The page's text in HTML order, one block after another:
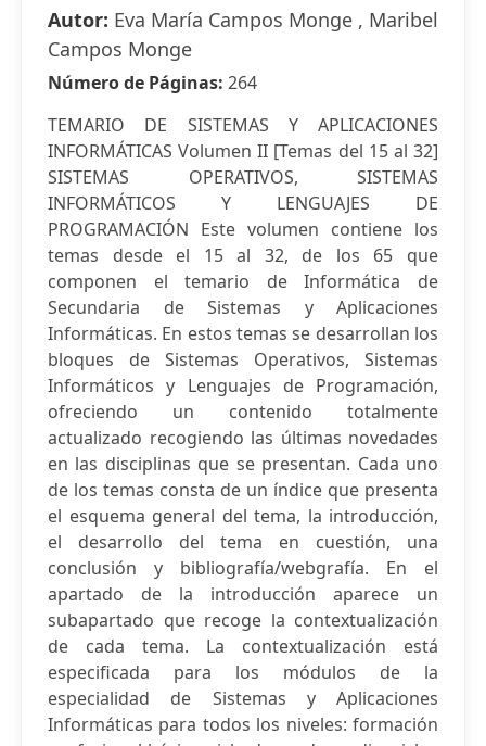
Autor: Eva María Campos Monge , Maribel
Campos Monge
Número de Páginas: 264
TEMARIO DE SISTEMAS Y APLICACIONES
INFORMÁTICAS Volumen II [Temas del 15 al 32]
SISTEMAS OPERATIVOS, SISTEMAS
INFORMÁTICOS Y LENGUAJES DE
PROGRAMACIÓN Este volumen contiene los
temas desde el 15 al 32, de los 65 que
componen el temario de Informática de
Secundaria de Sistemas y Aplicaciones
Informáticas. En estos temas se desarrollan los
bloques de Sistemas Operativos, Sistemas
Informáticos y Lenguajes de Programación,
ofreciendo un contenido totalmente
actualizado recogiendo las últimas novedades
en las disciplinas que se presentan. Cada uno
de los temas consta de un índice que presenta
el esquema general del tema, la introducción,
el desarrollo del tema en cuestión, una
conclusión y bibliografía/webgrafía. En el
apartado de la introducción aparece un
subapartado que recoge la contextualización
de cada tema. La contextualización está
especificada para los módulos de la
especialidad de Sistemas y Aplicaciones
Informáticas para todos los niveles: formación